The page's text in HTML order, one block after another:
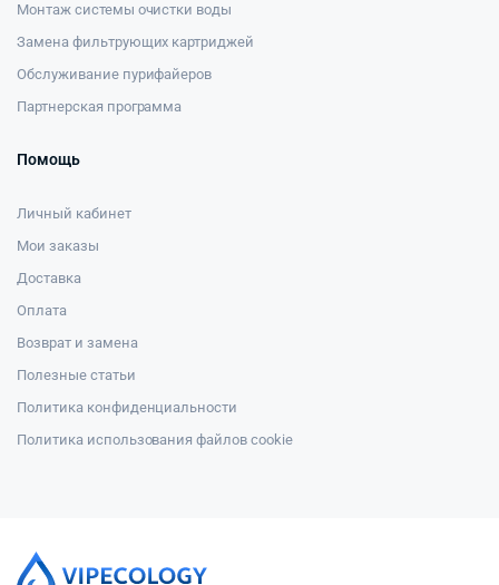
Монтаж системы очистки воды
Замена фильтрующих картриджей
Обслуживание пурифайеров
Партнерская программа
Помощь
Личный кабинет
Мои заказы
Доставка
Оплата
Возврат и замена
Полезные статьи
Политика конфиденциальности
Политика использования файлов cookie